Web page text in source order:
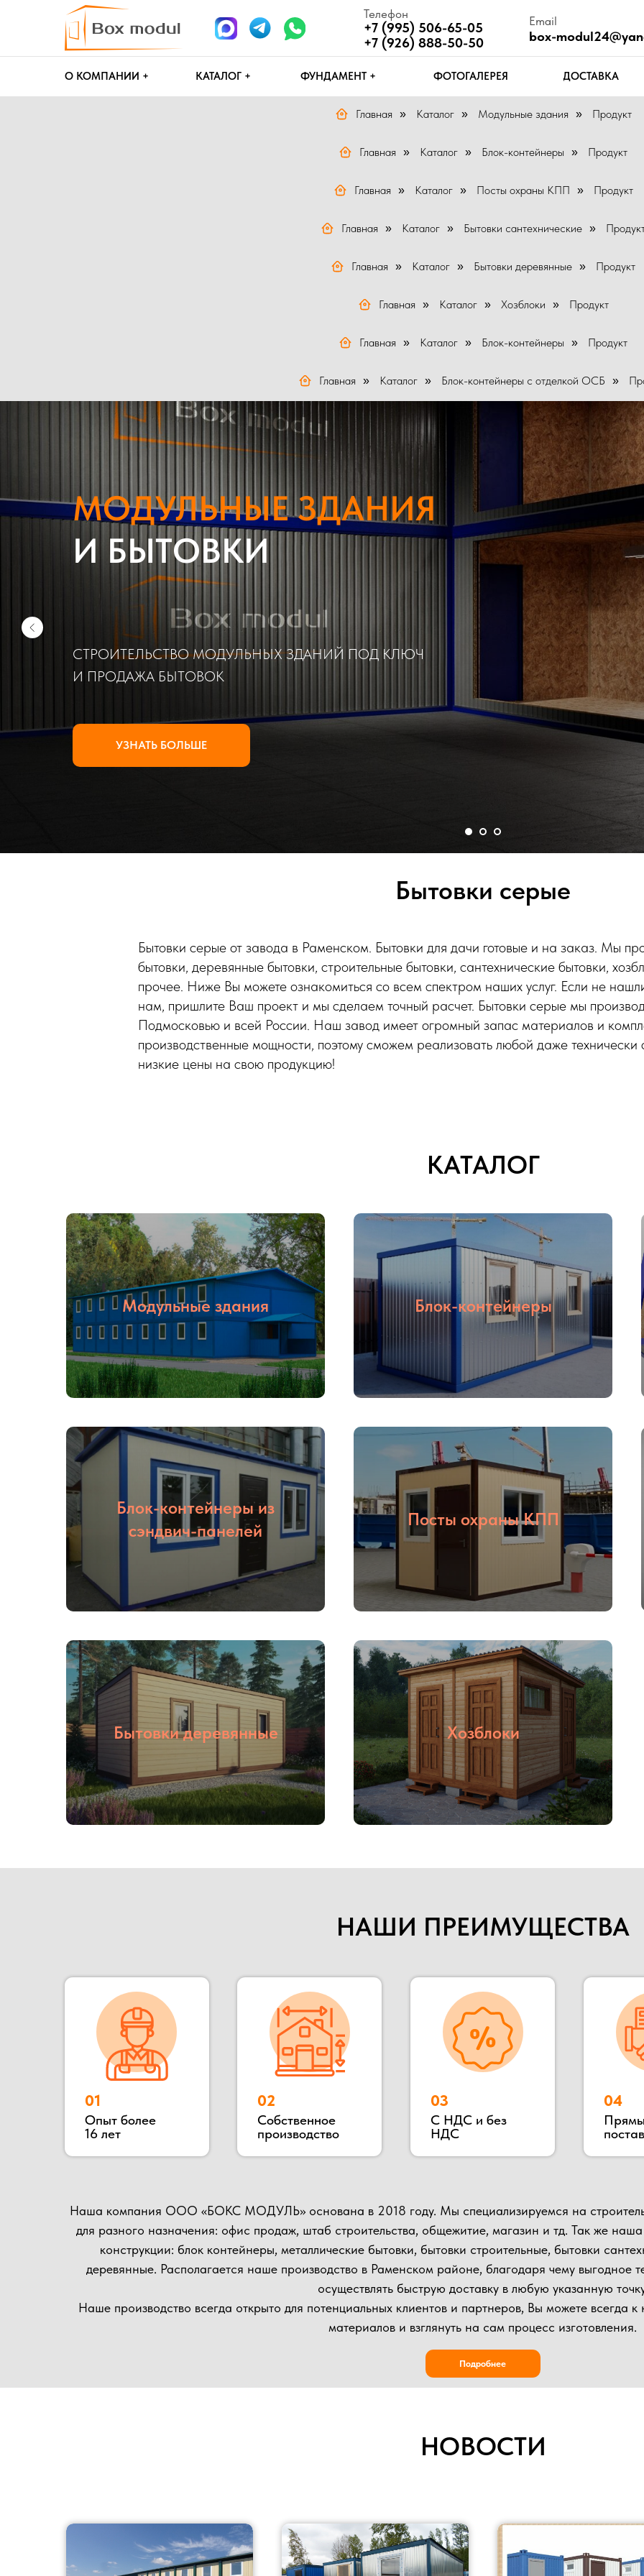
Телефон
+7 (995) 506-65-05
+7 (926) 888-50-50
box-modul24@yandex.ru
Главная » Каталог » Модульные здания » Продукт
Главная » Каталог » Блок-контейнеры » Продукт
Главная » Каталог » Посты охраны КПП » Продукт
Главная » Каталог » Бытовки сантехнические »
Главная » Каталог » Бытовки деревянные » Продукт
Главная » Каталог » Хозблоки » Продукт
Главная » Каталог » Блок-контейнеры » Продукт
Главная » Каталог » Блок-контейнеры с отделкой ОСБ »
МОДУЛЬНЫЕ ЗДАНИЯ
И БЫТОВКИ
СТРОИТЕЛЬСТВО МОДУЛЬНЫХ ЗДАНИЙ ПОД КЛЮЧ
И ПРОДАЖА БЫТОВОК
УЗНАТЬ БОЛЬШЕ
Бытовки серые
Бытовки серые от завода в Раменском. Бытовки для дачи готовые и на заказ. Мы
бытовки, деревянные бытовки, строительные бытовки, сантехнические бытовки,
прочее. Ниже Вы можете ознакомиться со всем спектром наших услуг. Если не
нам, пришлите Ваш проект и мы сделаем точный расчет. Бытовки серые мы
Подмосковью и всей России. Наш завод имеет огромный запас материалов и
производственные мощности, поэтому сможем реализовать любой даже
низкие цены на свою продукцию!
КАТАЛОГ
Модульные здания Блок-контейнеры
Блок-контейнеры из
сэндвич-панелей
Посты охраны КПП
Бытовки деревянные Хозблоки
НАШИ ПРЕИМУЩЕСТВА
Наша компания ООО «БОКС МОДУЛЬ» основана в 2018 году. Мы специализируемся на строительстве
для разного назначения: офис продаж, штаб строительства, общежитие, магазин и тд. Так же наша компания
конструкции: блок контейнеры, металлические бытовки, бытовки строительные, бытовки сантехнические,
деревянные. Располагается наше производство в Раменском районе, благодаря чему выгодное
осуществлять быструю доставку в любую указанную точку.
Наше производство всегда открыто для потенциальных клиентов и партнеров, Вы можете всегда к нам приехать
материалов и взглянуть на сам процесс изготовления.
НОВОСТИ